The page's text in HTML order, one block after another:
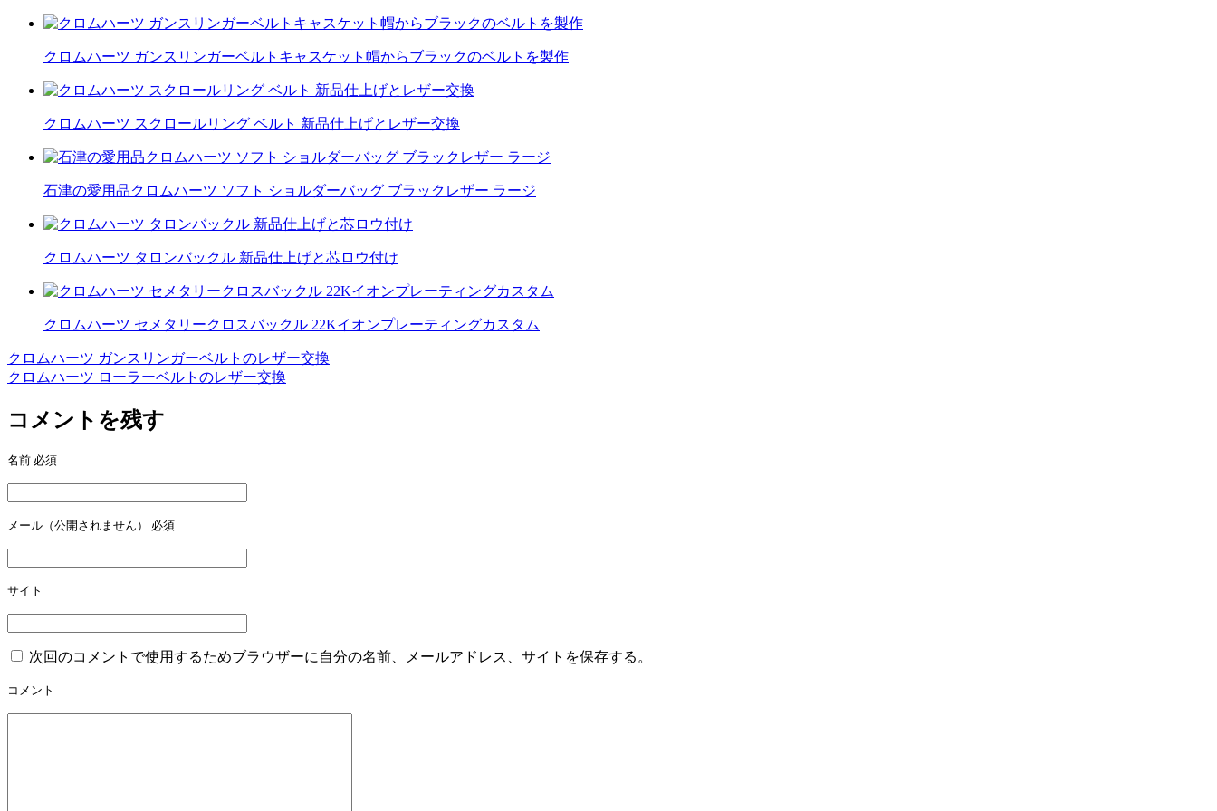
クロムハーツ ガンスリンガーベルトキャスケット帽からブラックのベルトを製作
クロムハーツ スクロールリング ベルト 新品仕上げとレザー交換
石津の愛用品クロムハーツ ソフト ショルダーバッグ ブラックレザー ラージ
クロムハーツ タロンバックル 新品仕上げと芯ロウ付け
クロムハーツ セメタリークロスバックル 22Kイオンプレーティングカスタム
投
稿
ナ
ビ
ゲ
ー
シ
ョ
ン
クロムハーツ ガンスリンガーベルトのレザー交換
クロムハーツ ローラーベルトのレザー交換
コメントを残す
名前 必須
メール（公開されません） 必須
サイト
次回のコメントで使用するためブラウザーに自分の名前、メールアドレス、サイトを保存する。
コメント